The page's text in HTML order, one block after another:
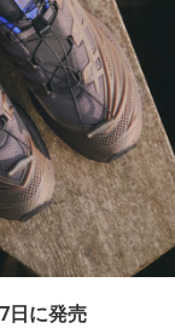
日に発売